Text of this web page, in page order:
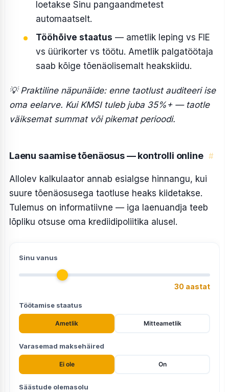
loetakse Sinu pangaandmetest
automaatselt.
Tööhõive staatus — ametlik leping vs FIE
vs üürikorter vs töötu. Ametlik palgatöötaja
saab kõige tõenäolisemalt heakskiidu.
💡 Praktiline näpunäide: enne taotlust auditeeri ise
oma eelarve. Kui KMSI tuleb juba 35%+ — taotle
väiksemat summat või pikemat perioodi.
Laenu saamise tõenäosus — kontrolli online #
Allolev kalkulaator annab esialgse hinnangu, kui
suure tõenäosusega taotluse heaks kiidetakse.
Tulemus on informatiivne — iga laenuandja teeb
lõpliku otsuse oma krediidipoliitika alusel.
Sinu vanus
30 aastat
Töötamise staatus
Ametlik Mitteametlik
Varasemad maksehäired
Ei ole On
Säästude olemasolu